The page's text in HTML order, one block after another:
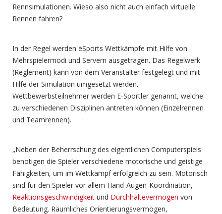
Rennsimulationen. Wieso also nicht auch einfach virtuelle
Rennen fahren?
In der Regel werden eSports Wettkämpfe mit Hilfe von
Mehrspielermodi und Servern ausgetragen. Das Regelwerk
(Reglement) kann von dem Veranstalter festgelegt und mit
Hilfe der Simulation umgesetzt werden.
Wettbewerbsteilnehmer werden E-Sportler genannt, welche
zu verschiedenen Disziplinen antreten können (Einzelrennen
und Teamrennen).
„Neben der Beherrschung des eigentlichen Computerspiels
benötigen die Spieler verschiedene motorische und geistige
Fähigkeiten, um im Wettkampf erfolgreich zu sein. Motorisch
sind für den Spieler vor allem Hand-Augen-Koordination,
Reaktionsgeschwindigkeit und Durchhaltevermögen von
Bedeutung. Räumliches Orientierungsvermögen,